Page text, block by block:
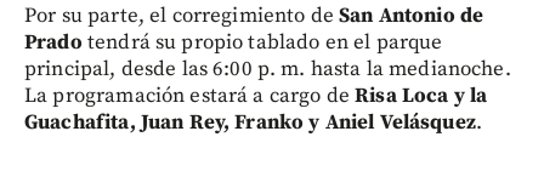
Por su parte, el corregimiento deSan Antonio de
Prado tendrá su propio tablado en el parque
principal, desde las 6:00 p. m. hasta la medianoche.
La programación estará a cargo deRisa Loca y la
Guachafita, Juan Rey, Franko y Aniel Velásquez.